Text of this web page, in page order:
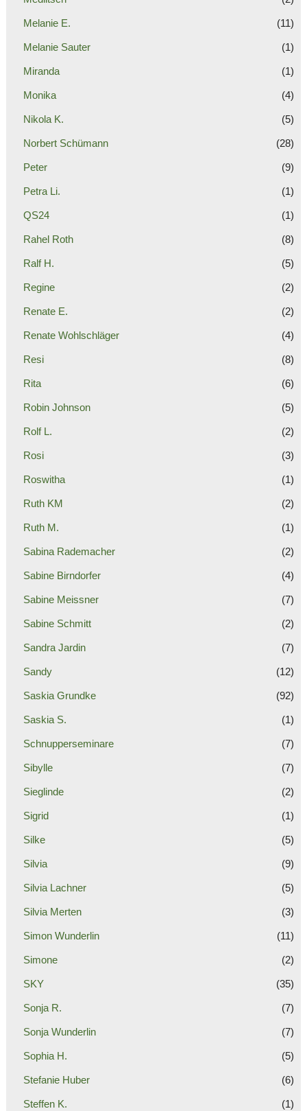
Melanie E. (11)
Melanie Sauter (1)
Miranda (1)
Monika (4)
Nikola K. (5)
Norbert Schümann (28)
Peter (9)
Petra Li. (1)
QS24 (1)
Rahel Roth (8)
Ralf H. (5)
Regine (2)
Renate E. (2)
Renate Wohlschläger (4)
Resi (8)
Rita (6)
Robin Johnson (5)
Rolf L. (2)
Rosi (3)
Roswitha (1)
Ruth KM (2)
Ruth M. (1)
Sabina Rademacher (2)
Sabine Birndorfer (4)
Sabine Meissner (7)
Sabine Schmitt (2)
Sandra Jardin (7)
Sandy (12)
Saskia Grundke (92)
Saskia S. (1)
Schnupperseminare (7)
Sibylle (7)
Sieglinde (2)
Sigrid (1)
Silke (5)
Silvia (9)
Silvia Lachner (5)
Silvia Merten (3)
Simon Wunderlin (11)
Simone (2)
SKY (35)
Sonja R. (7)
Sonja Wunderlin (7)
Sophia H. (5)
Stefanie Huber (6)
Steffen K. (1)